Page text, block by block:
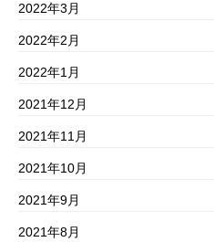
2022年3月
2022年2月
2022年1月
2021年12月
2021年11月
2021年10月
2021年9月
2021年8月